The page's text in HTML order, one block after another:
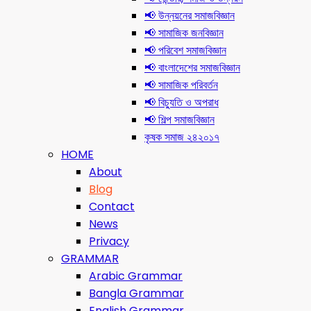
📢 উন্নয়নের সমাজবিজ্ঞান
📢 সামাজিক জনবিজ্ঞান
📢 পরিবেশ সমাজবিজ্ঞান
📢 বাংলাদেশের সমাজবিজ্ঞান
📢 সামাজিক পরিবর্তন
📢 বিচ্যুতি ও অপরাধ
📢 শিল্প সমাজবিজ্ঞান
কৃষক সমাজ ২৪২০১৭
HOME
About
Blog
Contact
News
Privacy
GRAMMAR
Arabic Grammar
Bangla Grammar